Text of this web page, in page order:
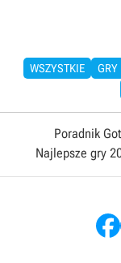
WSZYSTKIE GRY
Poradnik
Najlepsze gry